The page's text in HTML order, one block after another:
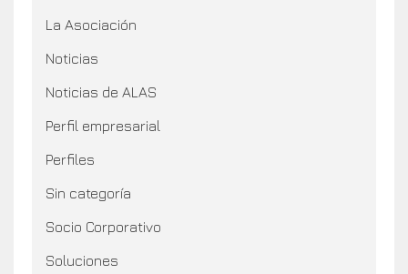
La Asociación
Noticias
Noticias de ALAS
Perfil empresarial
Perfiles
Sin categoría
Socio Corporativo
Soluciones